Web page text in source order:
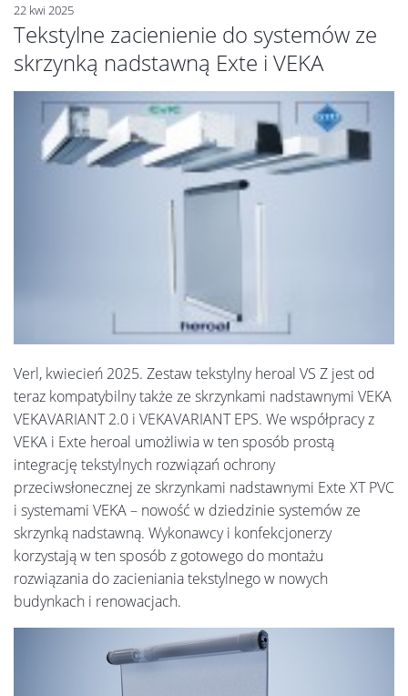
22 kwi 2025
Tekstylne zacienienie do systemów ze
skrzynką nadstawną Exte i VEKA
Verl, kwiecień 2025. Zestaw tekstylny heroal VS Z jest od
teraz kompatybilny także ze skrzynkami nadstawnymi VEKA
VEKAVARIANT 2.0 i VEKAVARIANT EPS. We współpracy z
VEKA i Exte heroal umożliwia w ten sposób prostą
integrację tekstylnych rozwiązań ochrony
przeciwsłonecznej ze skrzynkami nadstawnymi Exte XT PVC
i systemami VEKA – nowość w dziedzinie systemów ze
skrzynką nadstawną. Wykonawcy i konfekcjonerzy
korzystają w ten sposób z gotowego do montażu
rozwiązania do zacieniania tekstylnego w nowych
budynkach i renowacjach.